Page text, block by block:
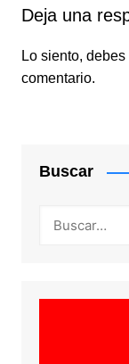
Deja una
Lo siento, debes
comentario.
Buscar